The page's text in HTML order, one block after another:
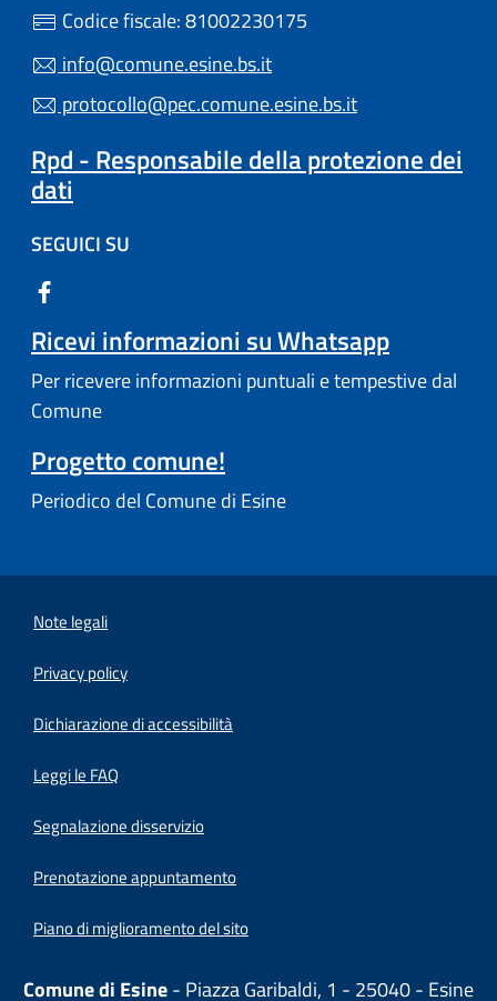
Codice fiscale: 81002230175
info@comune.esine.bs.it
protocollo@pec.comune.esine.bs.it
Rpd - Responsabile della protezione dei
dati
SEGUICI SU
Ricevi informazioni su Whatsapp
Per ricevere informazioni puntuali e tempestive dal
Comune
Progetto comune!
Periodico del Comune di Esine
Note legali
Privacy policy
Dichiarazione di accessibilità
Leggi le FAQ
Segnalazione disservizio
Prenotazione appuntamento
Piano di miglioramento del sito
Comune di Esine- Piazza Garibaldi, 1 - 25040 - Esine